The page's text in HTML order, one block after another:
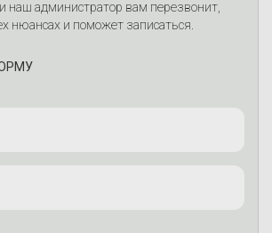
наш администратор вам перезвонит,
нюансах и поможет записаться.